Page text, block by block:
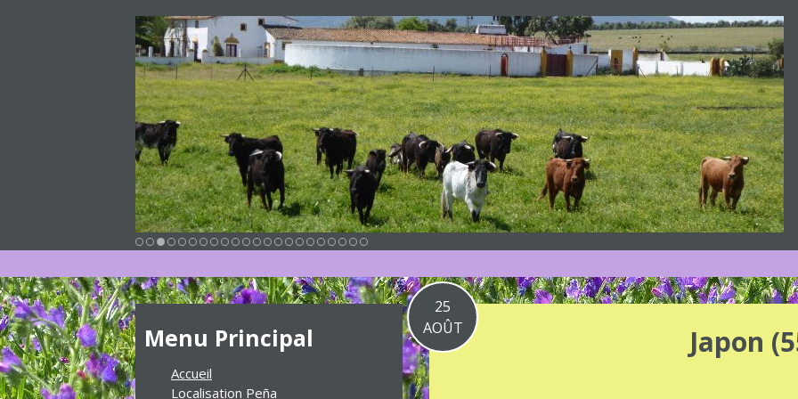
25
AOÛT
Japon
Menu Principal
Accueil
Localisation Peña